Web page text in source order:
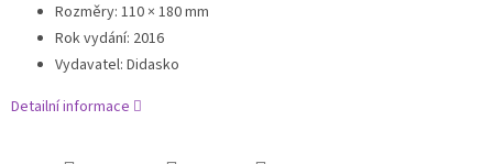
Rozměry: 110 × 180 mm
Rok vydání: 2016
Vydavatel: Didasko
Detailní informace